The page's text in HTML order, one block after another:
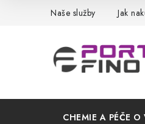
Naše služby Jak
CHEMIE A PÉČE